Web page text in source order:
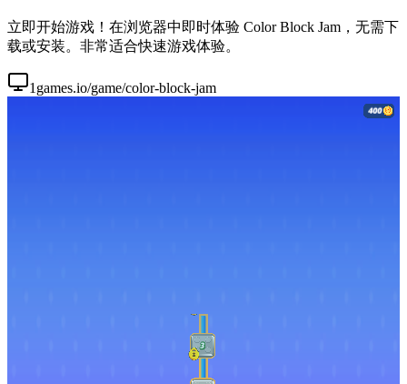
立即开始游戏！在浏览器中即时体验 Color Block Jam，无需下
载或安装。非常适合快速游戏体验。
1games.io/game/color-block-jam